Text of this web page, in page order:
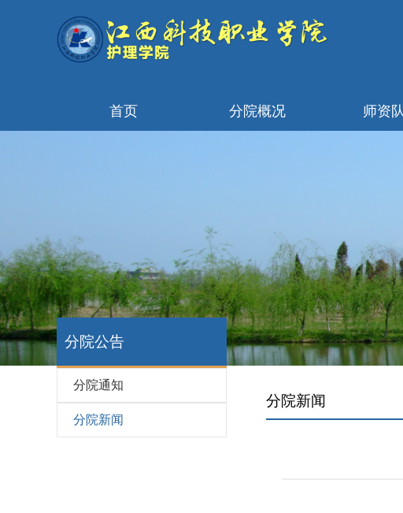
首页 分院概况 师资
分院公告
分院通知
分院新闻
分院新闻